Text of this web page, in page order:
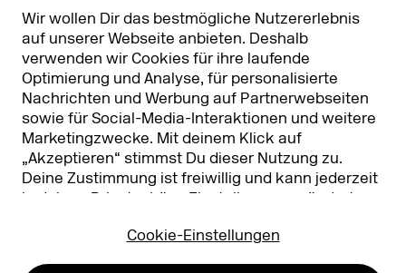
Wir wollen Dir das bestmögliche Nutzererlebnis
auf unserer Webseite anbieten. Deshalb
verwenden wir Cookies für ihre laufende
Optimierung und Analyse, für personalisierte
Nachrichten und Werbung auf Partnerwebseiten
sowie für Social-Media-Interaktionen und weitere
Marketingzwecke. Mit deinem Klick auf
„Akzeptieren“ stimmst Du dieser Nutzung zu.
Deine Zustimmung ist freiwillig und kann jederzeit
in deinen Privatsphäre-Einstellungen
geändert
Nutzung findest Du in unserer
Cookie-Einstellungen
Partner & Sponsoren DMEXCO Asia
Koelnmesse GmbH
T. +49 221 821 2020